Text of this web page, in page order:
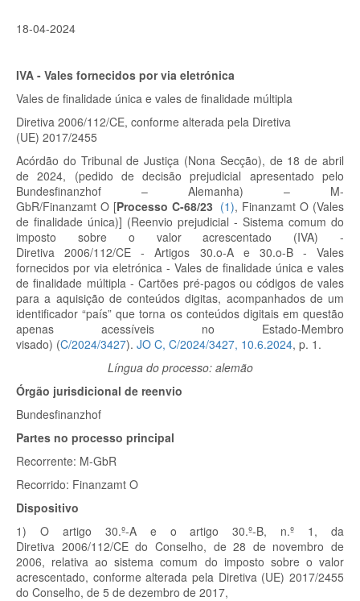
18-04-2024
IVA - Vales fornecidos por via eletrónica
Vales de finalidade única e vales de finalidade múltipla
Diretiva 2006/112/CE, conforme alterada pela Diretiva
(UE) 2017/2455
Acórdão do Tribunal de Justiça (Nona Secção), de 18 de abril
de 2024, (pedido de decisão prejudicial apresentado pelo
Bundesfinanzhof – Alemanha) – M-
GbR/Finanzamt O [Processo C-68/23 (1), Finanzamt O (Vales
de finalidade única)] (Reenvio prejudicial - Sistema comum do
imposto sobre o valor acrescentado (IVA) -
Diretiva 2006/112/CE - Artigos 30.o-A e 30.o-B - Vales
fornecidos por via eletrónica - Vales de finalidade única e vales
de finalidade múltipla - Cartões pré-pagos ou códigos de vales
para a aquisição de conteúdos digitas, acompanhados de um
identificador “país” que torna os conteúdos digitais em questão
apenas acessíveis no Estado-Membro
visado) (C/2024/3427). JO C, C/2024/3427, 10.6.2024, p. 1.
Língua do processo: alemão
Órgão jurisdicional de reenvio
Bundesfinanzhof
Partes no processo principal
Recorrente: M-GbR
Recorrido: Finanzamt O
Dispositivo
1) O artigo 30.º-A e o artigo 30.º-B, n.º 1, da
Diretiva 2006/112/CE do Conselho, de 28 de novembro de
2006, relativa ao sistema comum do imposto sobre o valor
acrescentado, conforme alterada pela Diretiva (UE) 2017/2455
do Conselho, de 5 de dezembro de 2017,